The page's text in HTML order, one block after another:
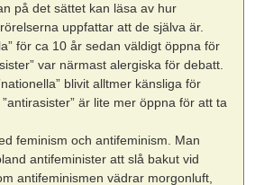
på det sättet kan läsa av hur
uppfattar att de själva är.
för ca 10 år sedan väldigt öppna för
var närmast alergiska för debatt.
blivit alltmer känsliga för
är lite mer öppna för att ta
feminism och antifeminism. Man
antifeminister att slå bakut vid
antifeminismen vädrar morgonluft,